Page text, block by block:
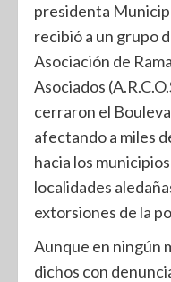
presidenta
recibió a un grupo
Asociación de
Asociados
cerraron el
afectando a miles
hacia los
localidades
extorsiones de la
Aunque en ningún
dichos con